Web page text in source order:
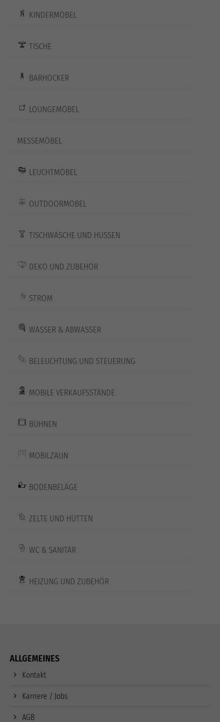
KINDERMÖBEL
TISCHE
BARHOCKER
LOUNGEMÖBEL
MESSEMÖBEL
LEUCHTMÖBEL
OUTDOORMÖBEL
TISCHWÄSCHE UND HUSSEN
DEKO UND ZUBEHÖR
STROM
WASSER & ABWASSER
BELEUCHTUNG UND STEUERUNG
MOBILE VERKAUFSSTÄNDE
BÜHNEN
MOBILZAUN
BODENBELÄGE
ZELTE UND HÜTTEN
WC & SANITÄR
HEIZUNG UND ZUBEHÖR
ALLGEMEINES
Kontakt
Karriere / Jobs
AGB